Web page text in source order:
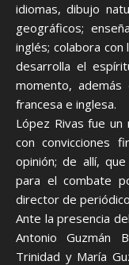
idiomas, dibujo
geográficos;
inglés; colabora
desarrolla el
momento, además
francesa e inglesa.
López Rivas fue
con convicciones
opinión; de allí,
para el combate
director de
Ante la presencia
Antonio Guzmán
Trinidad y María